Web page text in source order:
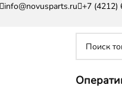
info@novusparts.ru +7